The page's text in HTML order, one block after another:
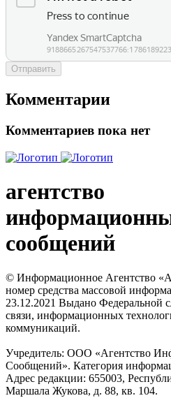
Отправить
Комментарии
Комментариев пока нет
агентство
сообщений
© Информационное Агентство
номер средства массовой
23.12.2021 Выдано Федеральной
связи, информационных
коммуникаций.
Учредитель: ООО «Агентство
Сообщений». Категория
Адрес редакции: 655003,
Маршала Жукова, д. 88, кв. 104.